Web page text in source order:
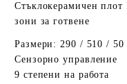
Стъклокерамичен
зони за готвене
Размери: 290 / 510 / 50
Сензорно управление
9 степени на работа